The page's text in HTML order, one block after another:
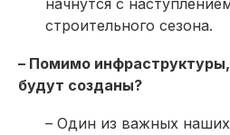
начнутся с
строительного сезона.
– Помимо
будут созданы?
– Один из важных